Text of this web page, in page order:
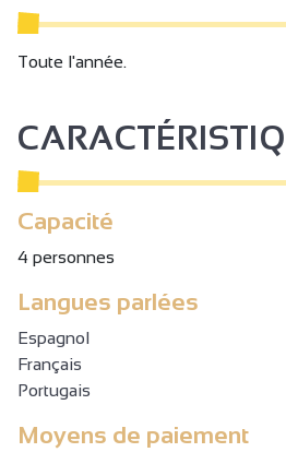
Toute l'année.
Capacité
4 personnes
Langues parlées
Espagnol
Français
Portugais
Moyens de paiement